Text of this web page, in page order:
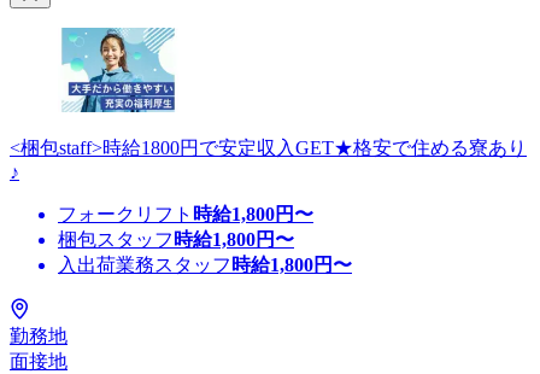
<梱包staff>時給1800円で安定収入GET★格安で住める寮あり
♪
フォークリフト 時給1,800円〜
梱包スタッフ 時給1,800円〜
入出荷業務スタッフ 時給1,800円〜
勤務地
面接地